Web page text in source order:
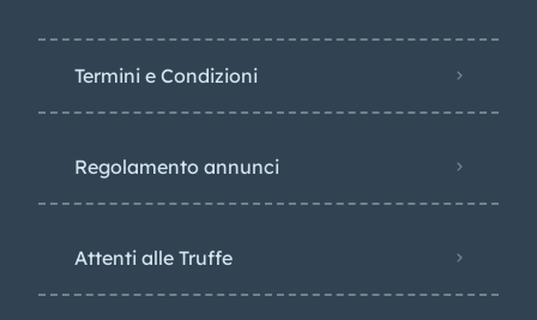
Termini e Condizioni
Regolamento annunci
Attenti alle Truffe